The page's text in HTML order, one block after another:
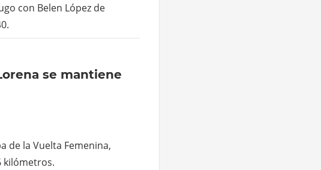
con Belen López de
se mantiene
de la Vuelta Femenina,
kilómetros.